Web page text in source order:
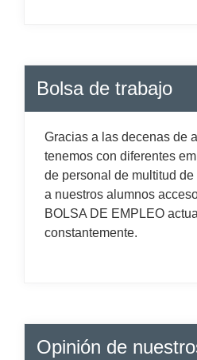
Bolsa de trabajo
Gracias a las decenas de
tenemos con diferentes
de personal de multitud
a nuestros alumnos
BOLSA DE EMPLEO
constantemente.
Opinión de